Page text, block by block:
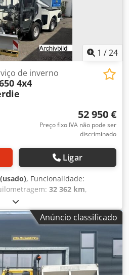
1 /24
de inverno
4x4
52 950 €
Preço fixo IVA não pode ser
discriminado
Ligar
, Funcionalidade:
32 362 km,
, primeira matrícula:
combustível:diesel, cor:
4x4, peso máximo de carga:
, próxima inspeção (TÜV):
, distância entre eixos:
1 600
outro, tipo de engrenagem:
Euro 5, horas de
Anúncio classificado